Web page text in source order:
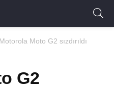
Motorola Moto G2 sızdırıldı
G2